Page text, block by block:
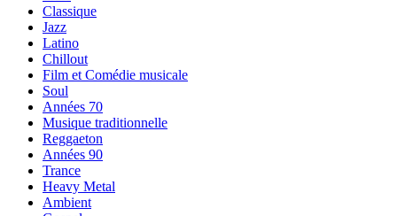
Classique
Jazz
Latino
Chillout
Film et Comédie musicale
Soul
Années 70
Musique traditionnelle
Reggaeton
Années 90
Trance
Heavy Metal
Ambient